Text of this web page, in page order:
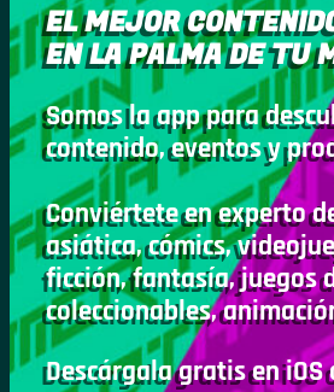
EL MEJOR
EN LA PALMA DE TU
Somos la app para
contenido, eventos y
Conviértete en experto
asiática, cómics,
ficción, fantasía, juegos
coleccionables,
Descárgala gratis en iOS